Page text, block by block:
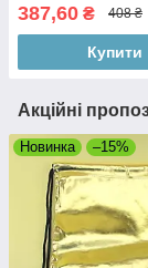
дітей і дорослих
387,60 ₴ 408 ₴
Купити
Акційні
Новинка –15%